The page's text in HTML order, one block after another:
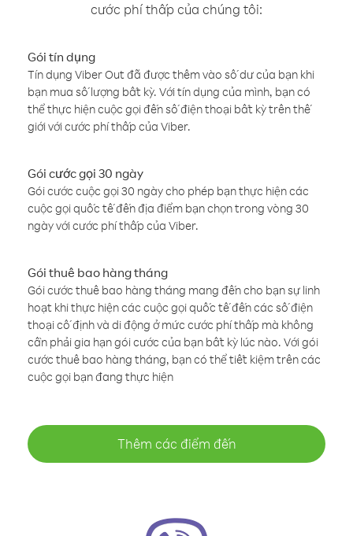
cước phí thấp của chúng tôi:
Gói tín dụng
Tín dụng Viber Out đã được thêm vào số dư của bạn khi
bạn mua số lượng bất kỳ. Với tín dụng của mình, bạn có
thể thực hiện cuộc gọi đến số điện thoại bất kỳ trên thế
giới với cước phí thấp của Viber.
Gói cước gọi 30 ngày
Gói cước cuộc gọi 30 ngày cho phép bạn thực hiện các
cuộc gọi quốc tế đến địa điểm bạn chọn trong vòng 30
ngày với cước phí thấp của Viber.
Gói thuê bao hàng tháng
Gói cước thuê bao hàng tháng mang đến cho bạn sự linh
hoạt khi thực hiện các cuộc gọi quốc tế đến các số điện
thoại cố định và di động ở mức cước phí thấp mà không
cần phải gia hạn gói cước của bạn bất kỳ lúc nào. Với gói
cước thuê bao hàng tháng, bạn có thể tiết kiệm trên các
cuộc gọi bạn đang thực hiện
Thêm các điểm đến